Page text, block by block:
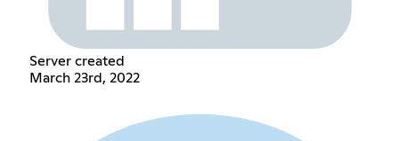
Server created
March 23rd, 2022